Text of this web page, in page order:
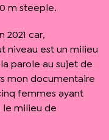
m steeple.
2021 car,
niveau est un milieu
parole au sujet de
mon documentaire
femmes ayant
le milieu de